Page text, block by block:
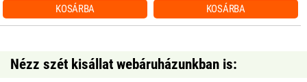
KOSÁRBA KOSÁRBA
Nézz szét kisállat webáruházunkban is: